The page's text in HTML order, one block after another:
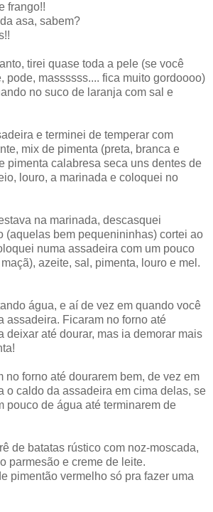
frango!!
asa, sabem?
tirei quase toda a pele (se você
pode, massssss.... fica muito gordoooo)
no suco de laranja com sal e
e terminei de temperar com
mix de pimenta (preta, branca e
pimenta calabresa seca uns dentes de
louro, a marinada e coloquei no
na marinada, descasquei
(aquelas bem pequenininhas) cortei ao
numa assadeira com um pouco
azeite, sal, pimenta, louro e mel.
água, e aí de vez em quando você
assadeira. Ficaram no forno até
deixar até dourar, mas ia demorar mais
no forno até dourarem bem, de vez em
o caldo da assadeira em cima delas, se
pouco de água até terminarem de
de batatas rústico com noz-moscada,
parmesão e creme de leite.
pimentão vermelho só pra fazer uma